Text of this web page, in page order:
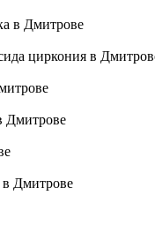
в Дмитрове
циркония в
Дмитрове
Дмитрове